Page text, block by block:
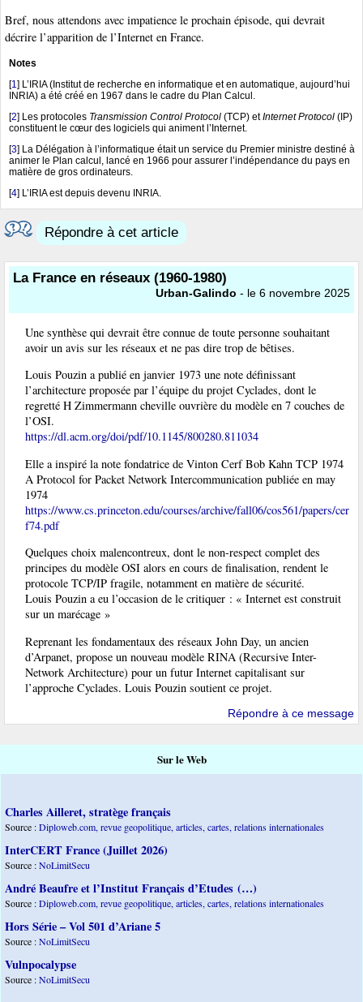
Bref, nous attendons avec impatience le prochain épisode, qui devrait
décrire l’apparition de l’Internet en France.
Notes
[1 ] L’IRIA (Institut de recherche en informatique et en automatique, aujourd’hui
INRIA) a été créé en 1967 dans le cadre du Plan Calcul.
[2] Les protocoles Transmission Control Protocol (TCP) etInternet Protocol (IP)
constituent le cœur des logiciels qui animent l’Internet.
[3] La Délégation à l’informatique était un service du Premier ministre destiné à
animer le Plan calcul, lancé en 1966 pour assurer l’indépendance du pays en
matière de gros ordinateurs.
[4] L’IRIA est depuis devenu INRIA.
Répondre à cet article
La France en réseaux (1960-1980)
Urban-Galindo - le 6 novembre 2025
Une synthèse qui devrait être connue de toute personne souhaitant
avoir un avis sur les réseaux et ne pas dire trop de bêtises.
Louis Pouzin a publié en janvier 1973 une note définissant
l’architecture proposée par l’équipe du projet Cyclades, dont le
regretté H Zimmermann cheville ouvrière du modèle en 7 couches de
l’OSI.
https://dl.acm.org/doi/pdf/10.1145/800280.811034
Elle a inspiré la note fondatrice de Vinton Cerf Bob Kahn TCP 1974
A Protocol for Packet Network Intercommunication publiée en may
1974
https://www.cs.princeton.edu/courses/archive/fall06/cos561/papers/cer
f74.pdf
Quelques choix malencontreux, dont le non-respect complet des
principes du modèle OSI alors en cours de finalisation, rendent le
protocole TCP/IP fragile, notamment en matière de sécurité.
Louis Pouzin a eu l’occasion de le critiquer : « Internet est construit
sur un marécage »
Reprenant les fondamentaux des réseaux John Day, un ancien
d’Arpanet, propose un nouveau modèle RINA (Recursive Inter-
Network Architecture) pour un futur Internet capitalisant sur
l’approche Cyclades. Louis Pouzin soutient ce projet.
Répondre à ce message
Sur le Web
Charles Ailleret, stratège français
Source :Diploweb.com, revue geopolitique, articles, cartes, relations internationales
InterCERT France (Juillet 2026)
Source :NoLimitSecu
André Beaufre et l’Institut Français d’Etudes (…)
Source :Diploweb.com, revue geopolitique, articles, cartes, relations internationales
Hors Série – Vol 501 d’Ariane 5
Source :NoLimitSecu
Vulnpocalypse
Source :NoLimitSecu